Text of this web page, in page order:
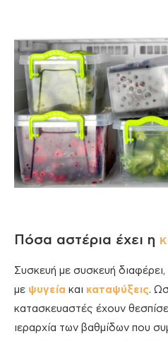
Πόσα αστέρια έχει η
Συσκευή με συσκευή διαφέρει,
με ψυγεία και καταψύξεις.
κατασκευαστές έχουν
ιεραρχία των βαθμίδων που